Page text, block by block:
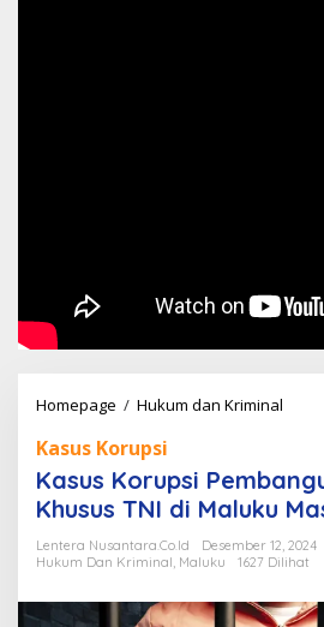
Homepage / Hukum dan Kriminal
TNI
di
Masuk
Kasus Korupsi
Kasus Korupsi
Khusus TNI di Maluku
Lentera Nusantara.Co.Id
Desember 12, 2024
Hukum Dan Kriminal Maluku 1627 Dilihat